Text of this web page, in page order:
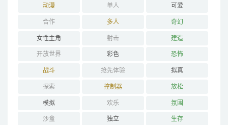
动漫 单人 可爱
合作 多人 奇幻
女性主角 射击 建造
开放世界 彩色 恐怖
战斗 抢先体验 拟真
探索 控制器 放松
模拟 欢乐 氛围
沙盒 独立 生存